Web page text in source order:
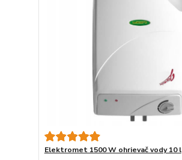
Elektromet 1500 W ohrievač vody 10 l